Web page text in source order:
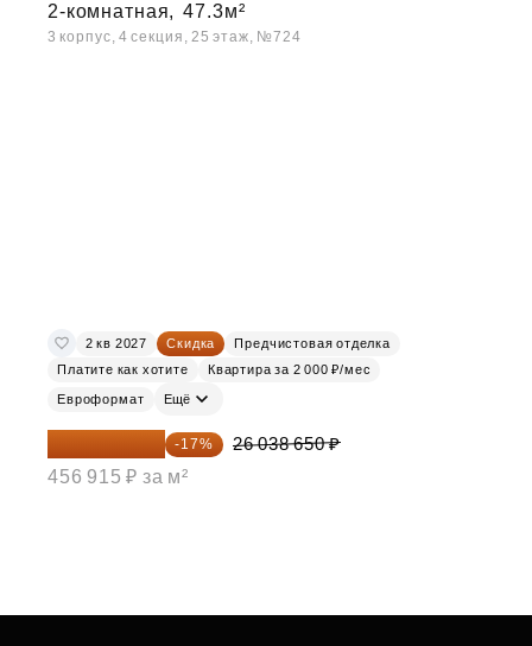
2-комнатная, 47.3м²
3 корпус, 4 секция, 25 этаж, №724
2 кв 2027 Скидка
Предчистовая отделка
Платите как хотите
Квартира за 2 000 ₽/мес
Евроформат Ещё
21 612 080 ₽ -17%
26 038 650 ₽
456 915 ₽ за м²